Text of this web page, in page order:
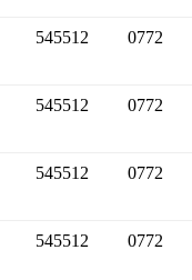
545512 0772
545512 0772
545512 0772
545512 0772